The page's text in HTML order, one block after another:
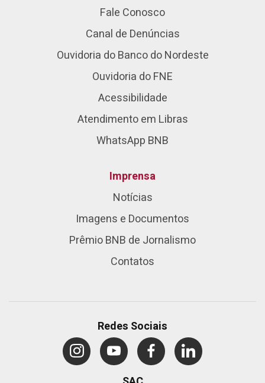
Fale Conosco
Canal de Denúncias
Ouvidoria do Banco do Nordeste
Ouvidoria do FNE
Acessibilidade
Atendimento em Libras
WhatsApp BNB
Imprensa
Notícias
Imagens e Documentos
Prêmio BNB de Jornalismo
Contatos
Redes Sociais